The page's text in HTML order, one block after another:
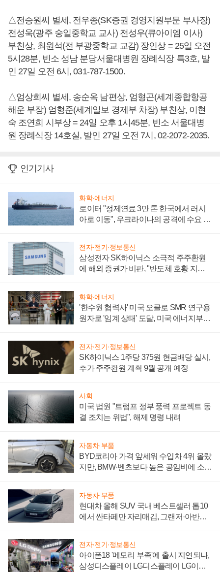
△전승원씨 별세, 전우종(SK증권 경영지원부문 부사장)
전성욱(광주 숭일중학교 교사) 전성우(큐아이엠 이사)
부친상, 최원석(전 부광중학교 교감) 장인상 = 25일 오전
5시28분, 빈소 성남 분당서울대병원 장례식장 특3호, 발
인 27일 오전 6시, 031-787-1500.
△엄상희씨 별세, 송순옥 남편상, 엄형곤(세계종합항공
해운 부장) 엄형준(세계일보 경제부 차장) 부친상, 이현
숙 조연희 시부상 = 24일 오후 1시45분, 빈소 서울대병
원 장례식장 14호실, 발인 27일 오전 7시, 02-2072-2035.
인기기사
화학·에너지
로이터 "정제연료 3만 톤 한국에서 러시
아로 이동", 우크라이나의 공격에 수요 늘
전자·전기·정보통신
삼성전자 SK하이닉스 소극적 주주환원
에 해외 증권가 비판, "반도체 호황 지속
화학·에너지
'한수원 협력사' 미국 오클로 SMR 연구용
원자로 '임계 상태' 도달, 미국 에너지부
전자·전기·정보통신
SK하이닉스 1주당 375원 현금배당 실시,
추가 주주환원 계획 9월 공개 예정
사회
미국 법원 "트럼프 정부 풍력 프로젝트 동
결 조치는 위법", 해제 명령 내려
자동차·부품
BYD코리아 가격 앞세워 수입차 4위 올랐
지만, BMW·벤츠보다 높은 공임비에 소비
자동차·부품
현대차 올해 SUV 국내 베스트셀러 톱10
에서 싼타페만 자리매김, 그랜저·아반떼
전자·전기·정보통신
아이폰18 '메모리 부족'에 출시 지연되나,
삼성디스플레이 LG디스플레이 LG이노